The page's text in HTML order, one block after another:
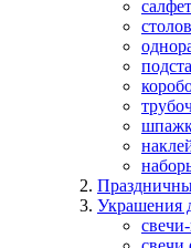
Украшения